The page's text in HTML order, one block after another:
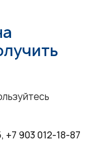
, +7 903 012-18-87